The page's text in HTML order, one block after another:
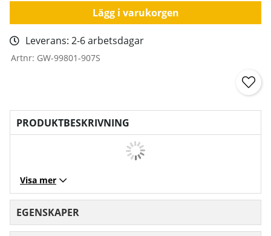
Lägg i varukorgen
Leverans: 2-6 arbetsdagar
Artnr: GW-99801-907S
PRODUKTBESKRIVNING
Visa mer
EGENSKAPER